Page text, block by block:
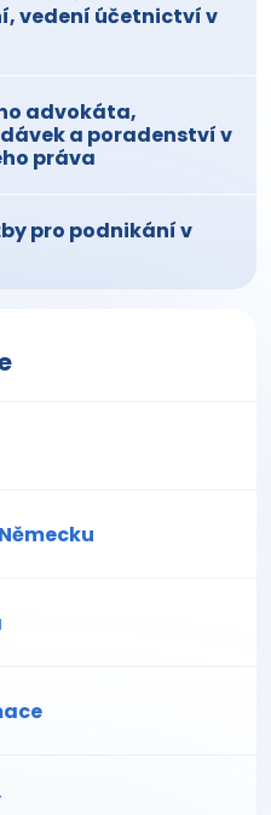
vedení účetnictví v
advokáta,
a poradenství v
práva
pro podnikání v